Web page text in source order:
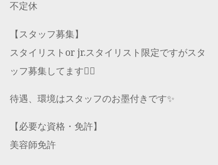
不定休
【スタッフ募集】
スタイリストor jr.スタイリスト限定ですがスタ
ッフ募集してます🙇‍♂️
待遇、環境はスタッフのお墨付きです✨
【必要な資格・免許】
美容師免許